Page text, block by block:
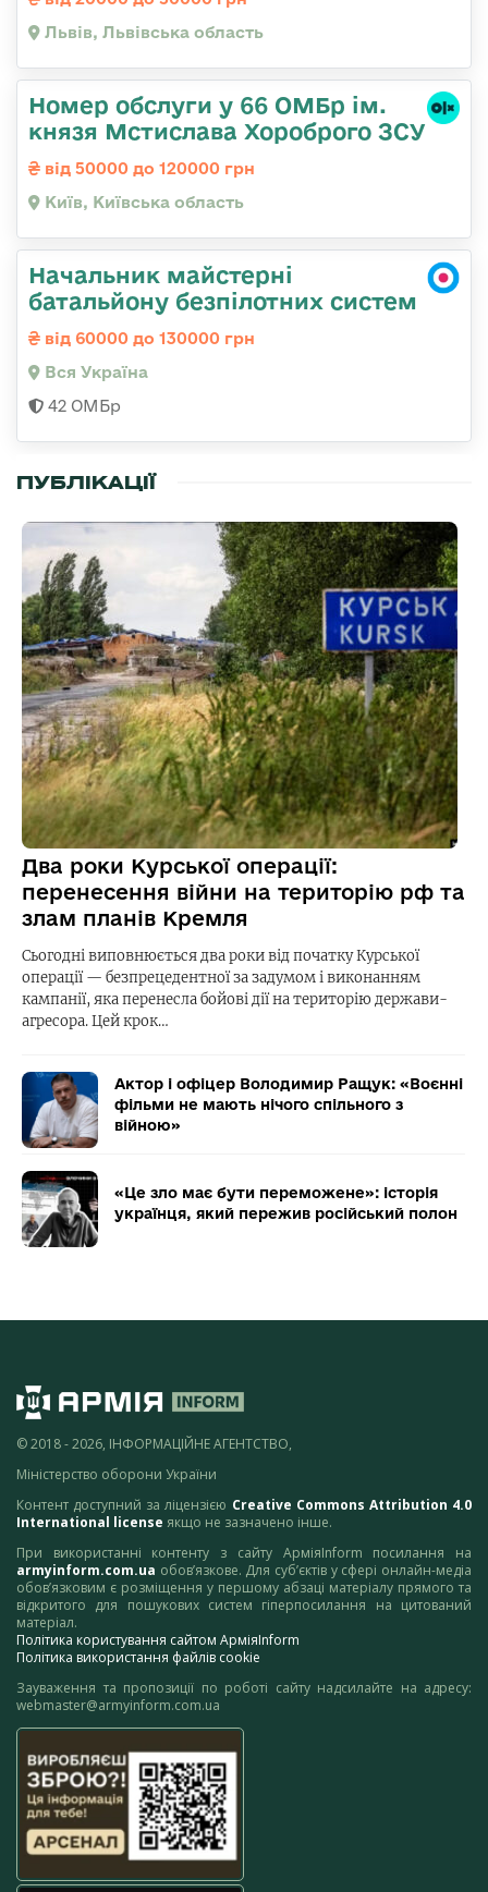
Львів, Львівська область
Номер обслуги у 66 ОМБр ім.
князя Мстислава Хороброго ЗСУ
від 50000 до 120000 грн
Київ, Київська область
Начальник майстерні
батальйону безпілотних систем
від 60000 до 130000 грн
Вся Україна
42 ОМБр
ПУБЛІКАЦІЇ
Два роки Курської операції:
перенесення війни на територію рф та
злам планів Кремля
Сьогодні виповнюється два роки від початку Курської
операції — безпрецедентної за задумом і виконанням
кампанії, яка перенесла бойові дії на територію держави-
агресора. Цей крок…
Актор і офіцер Володимир Ращук: «Воєнні
фільми не мають нічого спільного з
війною»
«Це зло має бути переможене»: історія
українця, який пережив російський полон
© 2018 - 2026, ІНФОРМАЦІЙНЕ АГЕНТСТВО,
Міністерство оборони України
Контент доступний за ліцензією Creative Commons Attribution 4.0
International license якщо не зазначено інше.
При використанні контенту з сайту АрміяInform посилання на
armyinform.com.ua обов’язкове. Для суб’єктів у сфері онлайн-медіа
обов’язковим є розміщення у першому абзаці матеріалу прямого та
відкритого для пошукових систем гіперпосилання на цитований
матеріал.
Політика користування сайтом АрміяInform
Політика використання файлів cookie
Зауваження та пропозиції по роботі сайту надсилайте на адресу:
webmaster@armyinform.com.ua